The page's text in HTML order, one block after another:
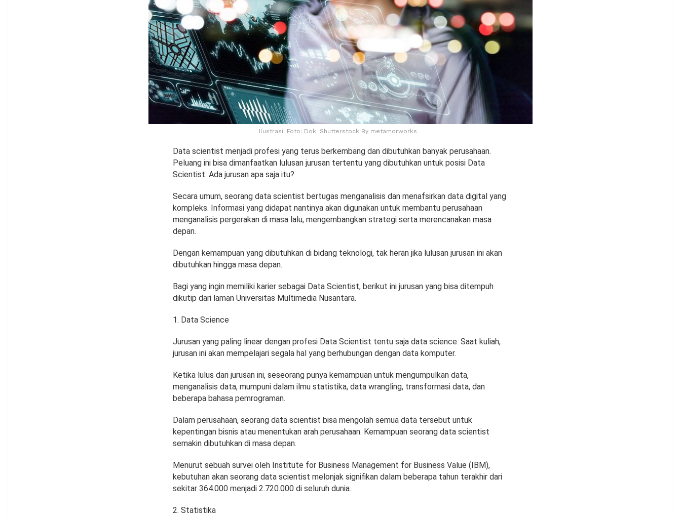
Ilustrasi. Foto: Dok. Shutterstock By metamorworks
Data scientist menjadi profesi yang terus berkembang dan dibutuhkan banyak perusahaan.
Peluang ini bisa dimanfaatkan lulusan jurusan tertentu yang dibutuhkan untuk posisi Data
Scientist. Ada jurusan apa saja itu?
Secara umum, seorang data scientist bertugas menganalisis dan menafsirkan data digital yang
kompleks. Informasi yang didapat nantinya akan digunakan untuk membantu perusahaan
menganalisis pergerakan di masa lalu, mengembangkan strategi serta merencanakan masa
depan.
Dengan kemampuan yang dibutuhkan di bidang teknologi, tak heran jika lulusan jurusan ini akan
dibutuhkan hingga masa depan.
Bagi yang ingin memiliki karier sebagai Data Scientist, berikut ini jurusan yang bisa ditempuh
dikutip dari laman Universitas Multimedia Nusantara.
Data Science
Jurusan yang paling linear dengan profesi Data Scientist tentu saja data science. Saat kuliah,
jurusan ini akan mempelajari segala hal yang berhubungan dengan data komputer.
Ketika lulus dari jurusan ini, seseorang punya kemampuan untuk mengumpulkan data,
menganalisis data, mumpuni dalam ilmu statistika, data wrangling, transformasi data, dan
beberapa bahasa pemrograman.
Dalam perusahaan, seorang data scientist bisa mengolah semua data tersebut untuk
kepentingan bisnis atau menentukan arah perusahaan. Kemampuan seorang data scientist
semakin dibutuhkan di masa depan.
Menurut sebuah survei oleh Institute for Business Management for Business Value (IBM),
kebutuhan akan seorang data scientist melonjak signifikan dalam beberapa tahun terakhir dari
sekitar 364.000 menjadi 2.720.000 di seluruh dunia.
Statistika